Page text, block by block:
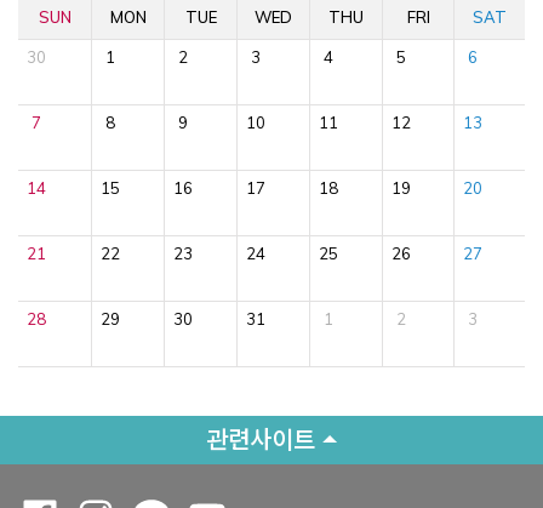
SUN MON TUE WED THU FRI SAT
30 1 2 3 4 5 6
7 8 9 10 11 12 13
14 15 16 17 18 19 20
21 22 23 24 25 26 27
28 29 30 31 1 2 3
관련사이트